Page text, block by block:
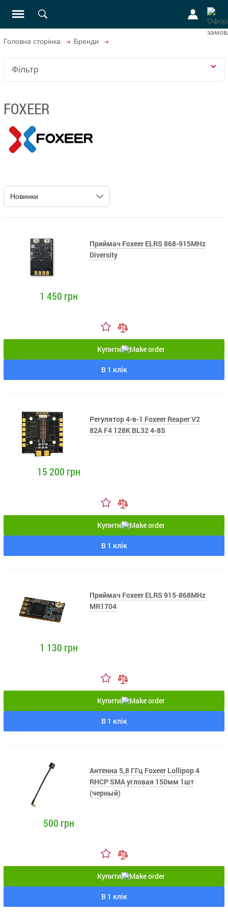
Головна сторінка Бренди
Фільтр
FOXEER
Приймач Foxeer ELRS 868-915MHz
Diversity
1 450 грн
Купити
В 1 клік
Регулятор 4-в-1 Foxeer Reaper V2
82A F4 128K BL32 4-8S
15 200 грн
Купити
В 1 клік
Приймач Foxeer ELRS 915-868MHz
MR1704
1 130 грн
Купити
В 1 клік
Антенна 5,8 ГГц Foxeer Lollipop 4
RHCP SMA угловая 150мм 1шт
(черный)
500 грн
Купити
В 1 клік